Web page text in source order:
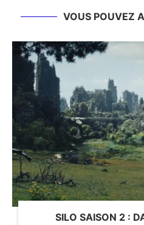
VOUS POUVEZ
SILO SAISON 2 :